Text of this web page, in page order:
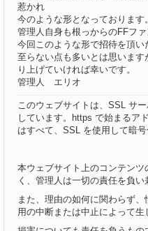
惹かれ
今のような形となっております。
管理人自身も根っからのFFファ
今回このような形で招待を頂い
至らない点も多いとは思いま
り上げていければ幸いです。
管理人 エリオ
このウェブサイトは、SSL サ
しています。https で始まるア
はすべて、SSL を使用して暗
本ウェブサイト上のコンテン
く、管理人は一切の責任を負い
また、理由の如何に関わらず
用の中断または中止によって生